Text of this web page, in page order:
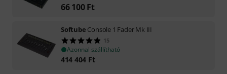
66 100 Ft
Softube Console 1 Fader Mk III
15
Azonnal szállítható
414 404 Ft